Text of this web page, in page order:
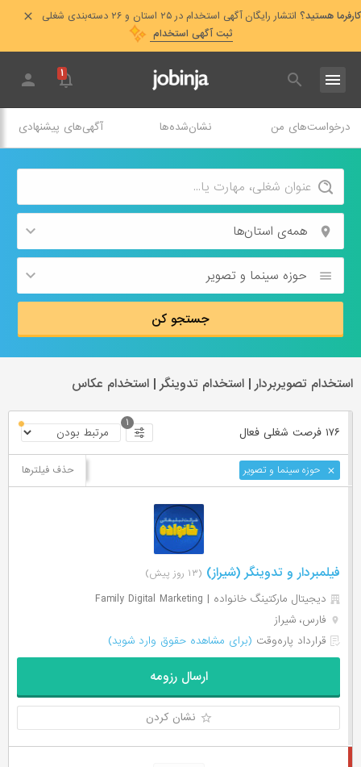
کارفرما هستید؟ انتشار رایگان آگهی استخدام در ۲۵ استان و ۲۶ دسته‌بندی شغلی
ثبت آگهی استخدام
۱
درخواست‌های من نشان‌شده‌ها آگهی‌های پیشنهادی
همه‌ی استان‌ها
حوزه‌ سینما و تصویر
جستجو کن
استخدام تصویربردار | استخدام تدوینگر | استخدام عکاس
۱۷۶ فرصت ‌شغلی فعال
۱
حوزه‌ سینما و تصویر حذف فیلترها
فیلمبردار و تدوینگر (شیراز) (۱۳ روز پیش)
دیجیتال مارکتینگ خانواده | Family Digital Marketing
فارس، شیراز
قرارداد پاره‌وقت (برای مشاهده حقوق وارد شوید)
ارسال رزومه
نشان کردن